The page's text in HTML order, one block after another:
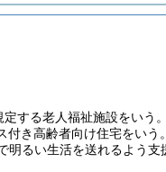
定する老人福祉施設をいう
付き高齢者向け住宅をいう
るい生活を送れるよう支